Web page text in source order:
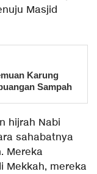
Masjid
Karung
Sampah
hijrah Nabi
sahabatnya
Mereka
Mekkah, mereka